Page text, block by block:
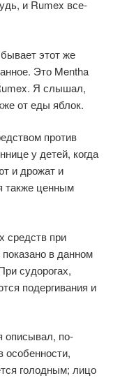
и Rumex все-
этот же
Это Mentha
Я слышал,
от еды яблок.
против
у детей, когда
и дрожат и
также ценным
средств при
в данном
судорогах,
подергивания и
описывал, по-
голодным; лицо